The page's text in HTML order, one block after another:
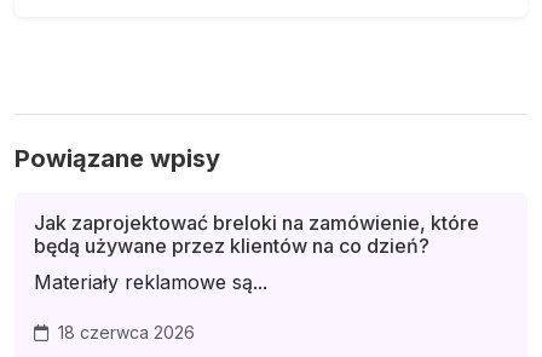
Powiązane wpisy
Jak zaprojektować breloki na zamówienie, które
będą używane przez klientów na co dzień?
Materiały reklamowe są...
18 czerwca 2026